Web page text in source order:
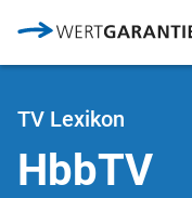
TV Lexikon
HbbTV